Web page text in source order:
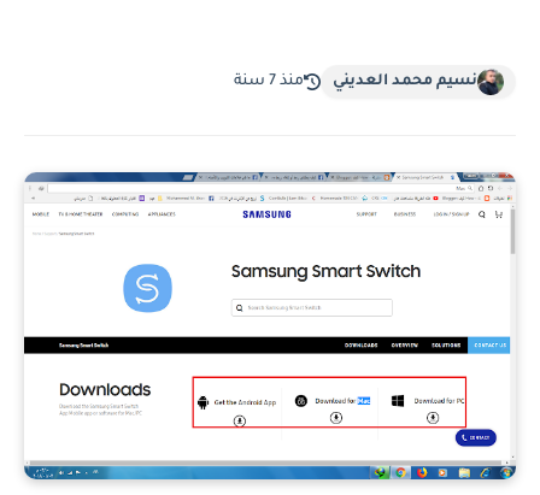
نسيم محمد العديني منذ 7 سنة